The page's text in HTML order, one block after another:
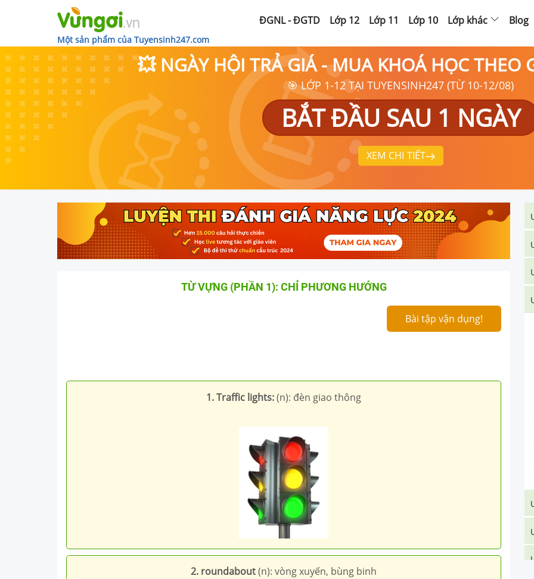
Một sản phẩm của Tuyensinh247.com
ĐGNL - ĐGTD Lớp 12 Lớp 11 Lớp 10 Lớp khác Blog
💥 NGÀY HỘI TRẢ GIÁ - MUA KHOÁ HỌC THEO
🎯 LỚP 1-12 TẠI TUYENSINH247 (TỪ 10-12/08)
BẮT ĐẦU SAU 1 NGÀY
XEM CHI TIẾT
TỪ VỰNG (PHẦN 1): CHỈ PHƯƠNG HƯỚNG
Bài tập vận dụng!
1. Traffic lights:(n): đèn giao thông
2. roundabout(n): vòng xuyến, bùng binh